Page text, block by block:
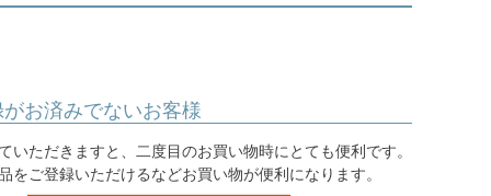
お済みでないお客様
いただきますと、二度目のお買い物時にとても便利です。
をご登録いただけるなどお買い物が便利になります。